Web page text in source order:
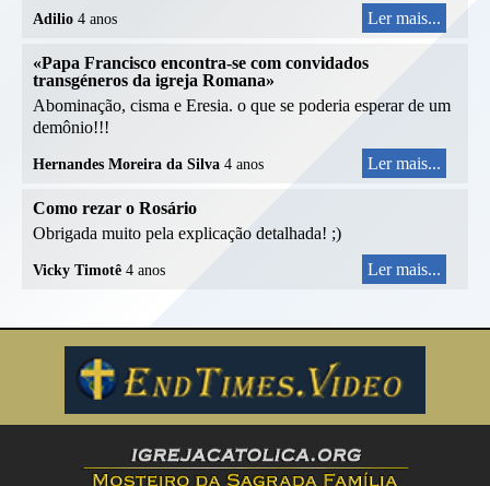
Adilio 4 anos Ler mais...
«Papa Francisco encontra-se com convidados
transgéneros da igreja Romana»
Abominação, cisma e Eresia. o que se poderia esperar de um
demônio!!!
Hernandes Moreira da Silva 4 anos Ler mais...
Como rezar o Rosário
Obrigada muito pela explicação detalhada! ;)
Vicky Timotê 4 anos Ler mais...